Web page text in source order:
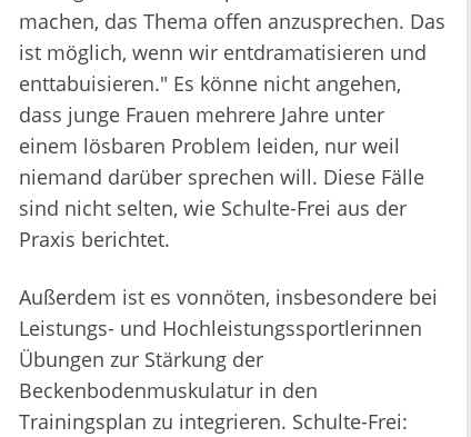
machen, das Thema offen anzusprechen. Das
ist möglich, wenn wir entdramatisieren und
enttabuisieren." Es könne nicht angehen,
dass junge Frauen mehrere Jahre unter
einem lösbaren Problem leiden, nur weil
niemand darüber sprechen will. Diese Fälle
sind nicht selten, wie Schulte-Frei aus der
Praxis berichtet.
Außerdem ist es vonnöten, insbesondere bei
Leistungs- und Hochleistungssportlerinnen
Übungen zur Stärkung der
Beckenbodenmuskulatur in den
Trainingsplan zu integrieren. Schulte-Frei: